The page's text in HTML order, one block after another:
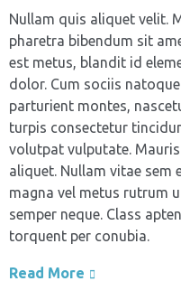
Nullam quis aliquet velit.
pharetra bibendum sit
est metus, blandit id
dolor. Cum sociis
parturient montes,
turpis consectetur
volutpat vulputate.
aliquet. Nullam vitae sem
magna vel metus rutrum
semper neque. Class
torquent per conubia.
Read More